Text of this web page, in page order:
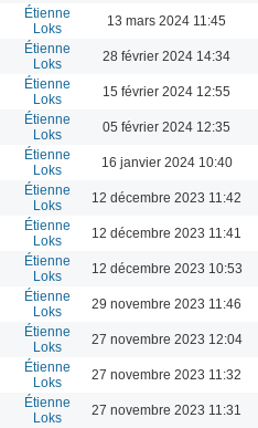
Étienne
Loks
13 mars 2024 11:45
Étienne
Loks
28 février 2024 14:34
Étienne
Loks
15 février 2024 12:55
Étienne
Loks
05 février 2024 12:35
Étienne
Loks
16 janvier 2024 10:40
Étienne
Loks
12 décembre 2023 11:42
Étienne
Loks
12 décembre 2023 11:41
Étienne
Loks
12 décembre 2023 10:53
Étienne
Loks
29 novembre 2023 11:46
Étienne
Loks
27 novembre 2023 12:04
Étienne
Loks
27 novembre 2023 11:32
Étienne
Loks
27 novembre 2023 11:31